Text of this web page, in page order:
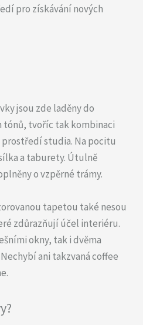
pro získávání nových
jsou zde laděny do
tónů, tvoříc tak kombinaci
studia. Na pocitu
a taburety. Útulně
o vzpěrné trámy.
tapetou také nesou
zdůrazňují účel interiéru.
okny, tak i dvěma
ani takzvaná coffee